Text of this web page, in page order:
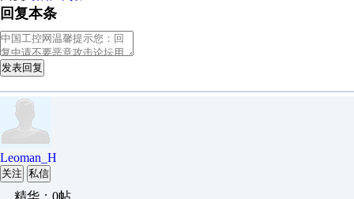
回复本条
发表回复
Leoman_H
关注 私信
精华：0帖